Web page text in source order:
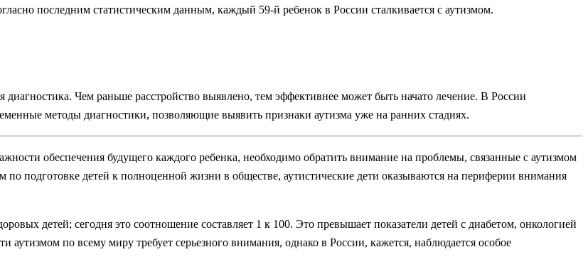
последним статистическим данным, каждый 59-й ребенок в России сталкивается с аутизмом.
Чем раньше расстройство выявлено, тем эффективнее может быть начато лечение. В России
методы диагностики, позволяющие выявить признаки аутизма уже на ранних стадиях.
обеспечения будущего каждого ребенка, необходимо обратить внимание на проблемы, связанные с аутизмом
по подготовке детей к полноценной жизни в обществе, аутистические дети оказываются на периферии внимания
детей; сегодня это соотношение составляет 1 к 100. Это превышает показатели детей с диабетом, онкологией
по всему миру требует серьезного внимания, однако в России, кажется, наблюдается особое